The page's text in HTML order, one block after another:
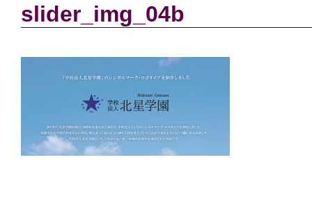
slider_img_04b